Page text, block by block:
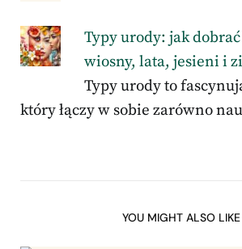
Typy urody: jak
wiosny, lata, jesieni i
Typy urody to
który łączy w sobie zarówno
YOU MIGHT ALSO LIKE